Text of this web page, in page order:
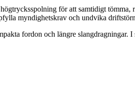
för att samtidigt tömma,
myndighetskrav och undvika
fordon och längre